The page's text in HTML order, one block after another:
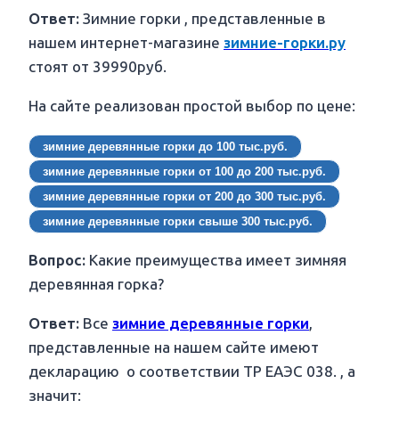
Ответ: Зимние горки , представленные в
нашем интернет-магазине зимние-горки.ру
стоят от 39990руб.
На сайте реализован простой выбор по цене:
зимние деревянные горки до 100 тыс.руб.
зимние деревянные горки от 100 до 200 тыс.руб.
зимние деревянные горки от 200 до 300 тыс.руб.
зимние деревянные горки свыше 300 тыс.руб.
Вопрос: Какие преимущества имеет зимняя
деревянная горка?
Ответ: Все зимние деревянные горки,
представленные на нашем сайте имеют
декларацию о соответствии ТР ЕАЭС 038. , а
значит: